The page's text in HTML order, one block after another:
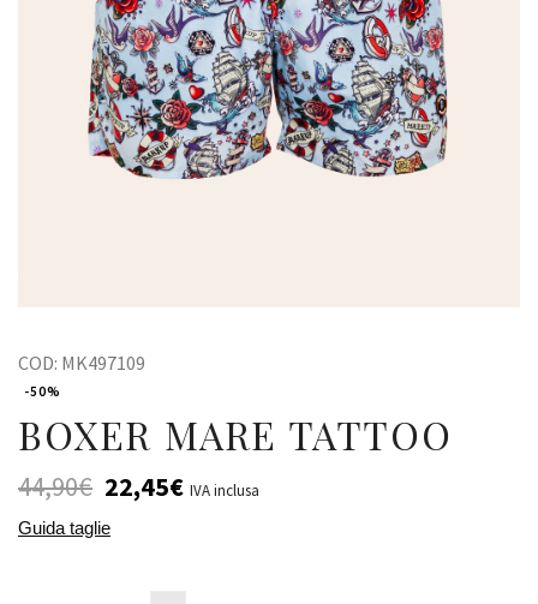
COD: MK497109
-50%
BOXER MARE TATTOO
44,90€ 22,45€ IVA inclusa
Guida taglie